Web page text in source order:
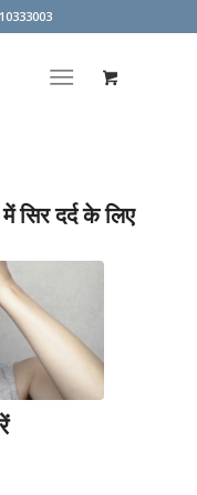
में सिर दर्द के लिए